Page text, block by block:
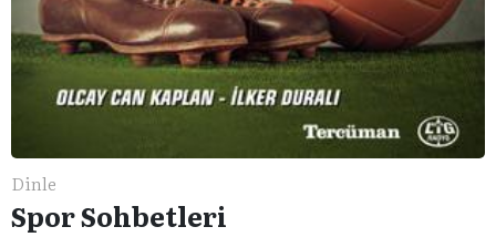
Dinle
Spor Sohbetleri